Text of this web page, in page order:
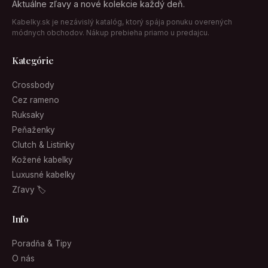
Aktuálne zľavy a nové kolekcie každý deň.
Kabelky.sk je nezávislý katalóg, ktorý spája ponuku overených
módnych obchodov. Nákup prebieha priamo u predajcu.
Kategórie
Crossbody
Cez rameno
Ruksaky
Peňaženky
Clutch & Listinky
Kožené kabelky
Luxusné kabelky
Zľavy 🏷
Info
Poradňa & Tipy
O nás